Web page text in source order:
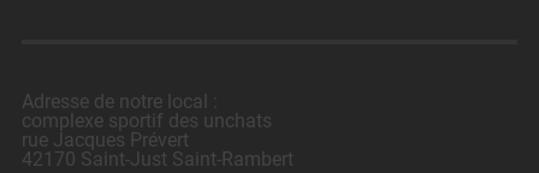
Adresse de notre local :
complexe sportif des unchats
rue Jacques Prévert
42170 Saint-Just Saint-Rambert